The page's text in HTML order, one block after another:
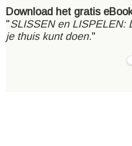
Download het gratis
"SLISSEN en LISPELEN:
je thuis kunt doen."